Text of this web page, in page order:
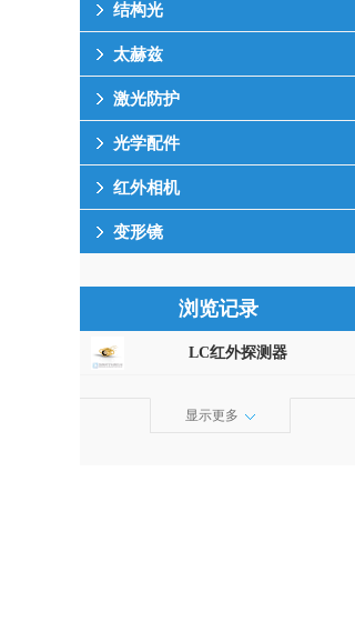
结构光
太赫兹
激光防护
光学配件
红外相机
变形镜
浏览记录
LC红外探测器
显示更多